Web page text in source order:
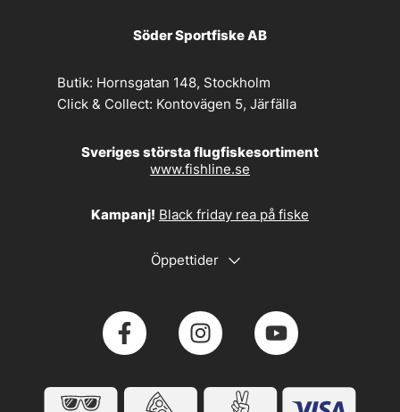
Söder Sportfiske AB
Butik: Hornsgatan 148, Stockholm
Click & Collect: Kontovägen 5, Järfälla
Sveriges största flugfiskesortiment
www.fishline.se
Kampanj! Black friday rea på fiske
Öppettider